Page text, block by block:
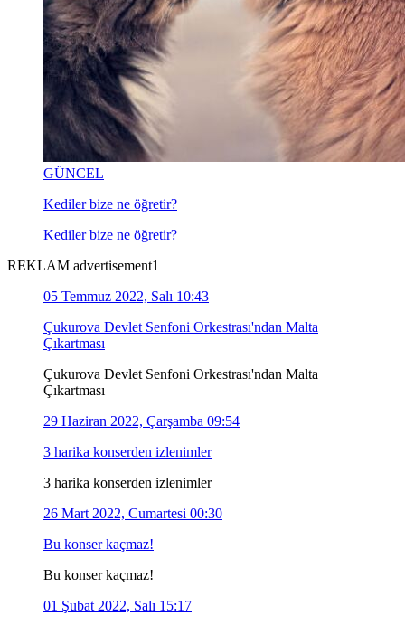
GÜNCEL
Kediler bize ne öğretir?
Kediler bize ne öğretir?
REKLAM advertisement1
05 Temmuz 2022, Salı 10:43
Çukurova Devlet Senfoni Orkestrası'ndan Malta
Çıkartması
Çukurova Devlet Senfoni Orkestrası'ndan Malta
Çıkartması
29 Haziran 2022, Çarşamba 09:54
3 harika konserden izlenimler
3 harika konserden izlenimler
26 Mart 2022, Cumartesi 00:30
Bu konser kaçmaz!
Bu konser kaçmaz!
01 Şubat 2022, Salı 15:17